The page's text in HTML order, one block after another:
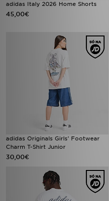
adidas Italy 2026 Home Shorts
45,00€
adidas Originals Girls' Footwear
Charm T-Shirt Junior
30,00€